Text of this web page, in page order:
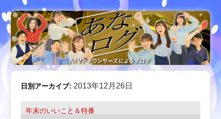
日別アーカイブ:2013年12月26日
年末のいいこと＆特番